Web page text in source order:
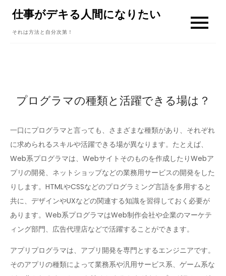
content
仕事がデキる人間になりたい
それは方法と自分次第！
プログラマの種類と活躍できる場は？
一口にプログラマと言っても、さまざまな種類があり、それぞれ
に求められるスキルや活躍できる場が異なります。たとえば、
Web系プログラマは、Webサイトそのものを作成したりWebア
プリの開発、ネットショップなどの業務用サービスの開発をした
りします。HTMLやCSSなどのプログラミング言語を多用すると
共に、デザインやUXなどの関連する知識を習得しておく必要が
あります。Web系プログラマはWeb制作会社や企業のマーケテ
ィング部門、広告代理店などで活躍することができます。
アプリプログラマは、アプリ開発を専門とするエンジニアです。
そのアプリの種類によって業務系や汎用サービス系、ゲーム系な